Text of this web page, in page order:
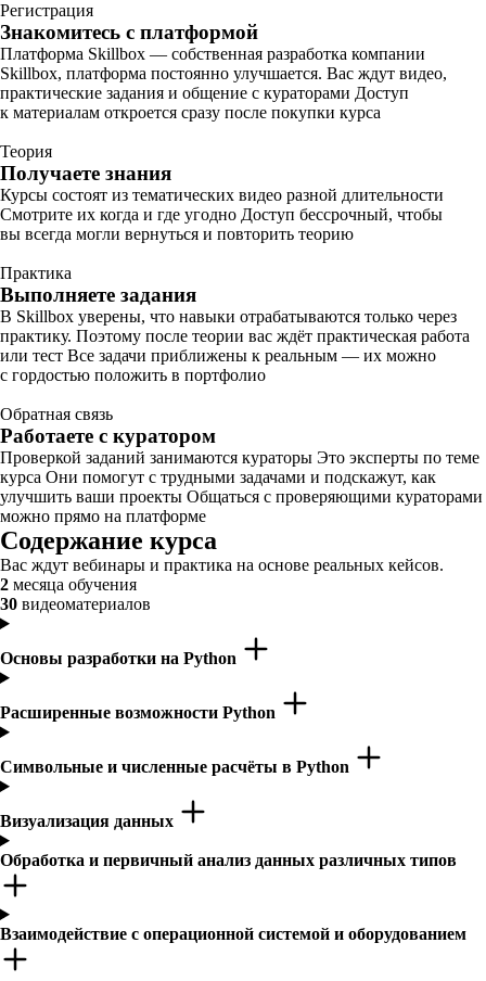
Регистрация
Знакомитесь с платформой
Платформа Skillbox — собственная разработка компании
Skillbox, платформа постоянно улучшается. Вас ждут видео,
практические задания и общение с кураторами Доступ
к материалам откроется сразу после покупки курса
Теория
Получаете знания
Курсы состоят из тематических видео разной длительности
Смотрите их когда и где угодно Доступ бессрочный, чтобы
вы всегда могли вернуться и повторить теорию
Практика
Выполняете задания
В Skillbox уверены, что навыки отрабатываются только через
практику. Поэтому после теории вас ждёт практическая работа
или тест Все задачи приближены к реальным — их можно
с гордостью положить в портфолио
Обратная связь
Работаете с куратором
Проверкой заданий занимаются кураторы Это эксперты по теме
курса Они помогут с трудными задачами и подскажут, как
улучшить ваши проекты Общаться с проверяющими кураторами
можно прямо на платформе
Содержание курса
Вас ждут вебинары и практика на основе реальных кейсов.
2 месяца обучения
30 видеоматериалов
Основы разработки на Python
Расширенные возможности Python
Символьные и численные расчёты в Python
Визуализация данных
Обработка и первичный анализ данных различных типов
Взаимодействие с операционной системой и оборудованием